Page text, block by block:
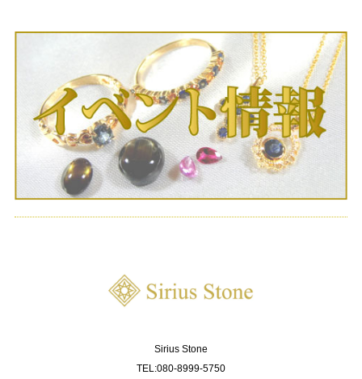
Sirius Stone
TEL:080-8999-5750